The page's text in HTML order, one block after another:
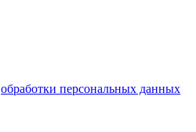
обработки персональных данных